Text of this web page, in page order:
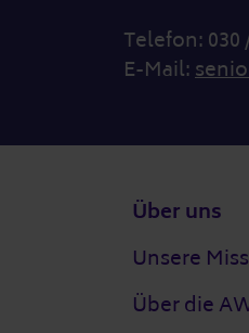
Telefon: 030
E-Mail:
Fußzeile
Über uns
Unsere
Über die